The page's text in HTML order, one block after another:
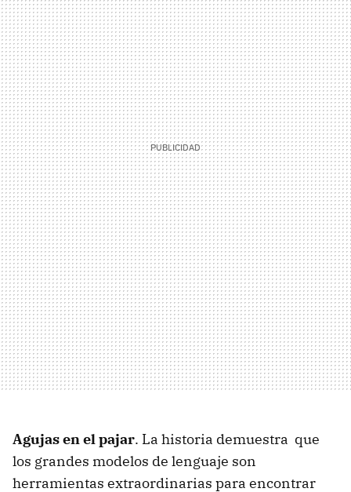
Agujas en el pajar. La historia demuestra que
los grandes modelos de lenguaje son
herramientas extraordinarias para encontrar